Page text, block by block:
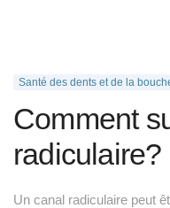
Santé des dents et de la
Comment
radiculaire?
Un canal radiculaire peut